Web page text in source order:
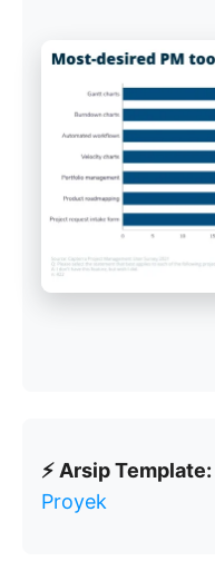
⚡ Arsip Template:
Proyek